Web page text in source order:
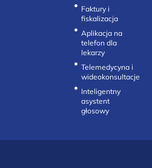
Faktury i
fiskalizacja
Aplikacja na
telefon dla
lekarzy
Telemedycyna i
wideokonsultacje‎
Inteligentny
asystent
głosowy